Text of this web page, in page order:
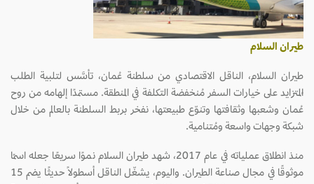
طيران السلام
طيران السلام، الناقل الاقتصادي من سلطنة عُمان، تأسَّس لتلبية الطلب
المُتزايد على خيارات السفر مُنخفضة التكلفة في المنطقة. مستمدًا إلهامه من روح
عُمان وشعبها وثقافتها وتنوّع طبيعتها، نفخر بربط السلطنة بالعالم من خلال
شبكة وجهات واسعة ومُتنامية.
منذ انطلاق عملياته في عام 2017، شهد طيران السلام نموًا سريعًا جعله اسمًا
موثوقًا في مجال صناعة الطيران. واليوم، يشغّل الناقل أسطولًا حديثًا يضم 15